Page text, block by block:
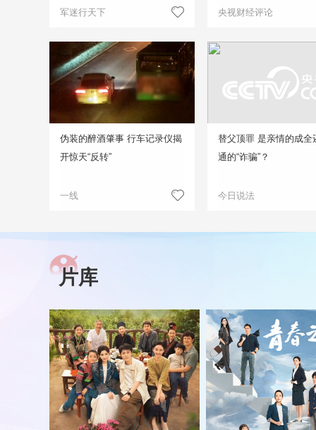
军迷行天下 央视财经评论
伪装的醉酒肇事 行车记录仪揭
开惊天“反转”
一线
替父顶罪 是亲情的成全
通的“诈骗”？
今日说法
片库